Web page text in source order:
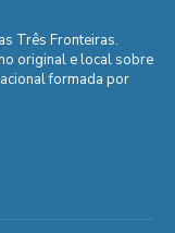
Três Fronteiras.
original e local sobre
formada por